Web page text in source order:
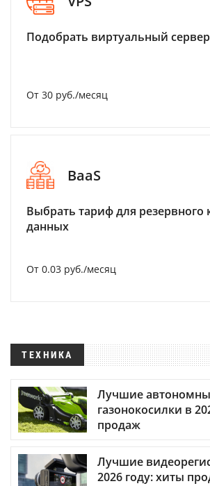
Подобрать виртуальный сервер
От 30 руб./месяц
BaaS
Выбрать тариф для резервного
данных
От 0.03 руб./месяц
ТЕХНИКА
Лучшие
газонокосилки в
продаж
Лучшие
2026 году: хиты